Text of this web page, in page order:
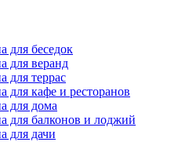
для беседок
для веранд
для террас
для кафе и ресторанов
для дома
для балконов и лоджий
для дачи